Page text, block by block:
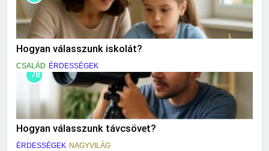
Hogyan válasszunk iskolát?
CSALÁD ÉRDESSÉGEK
78
Hogyan válasszunk távcsövet?
ÉRDESSÉGEK NAGYVILÁG